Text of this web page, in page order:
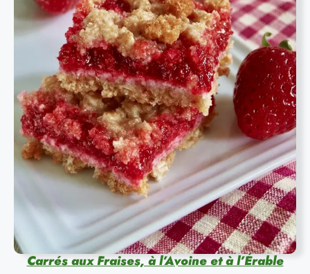
Carrés aux Fraises, à l’Avoine et à l’Érable